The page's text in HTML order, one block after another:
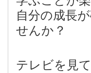
自分の成長
せんか？
テレビを見